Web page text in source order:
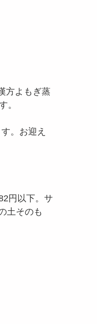
方よもぎ蒸
。
。お迎え
円以下。サ
土そのも